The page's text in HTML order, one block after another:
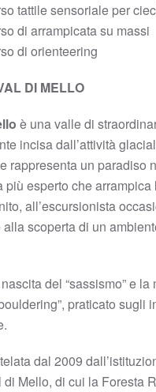
tattile sensoriale per
di arrampicata su massi
di orienteering
DI MELLO
è una valle di
incisa dall’attività
rappresenta un paradiso
più esperto che
all’escursionista
scoperta di un
del “sassismo” e
praticato sugli
dal 2009
di Mello, di cui la Foresta